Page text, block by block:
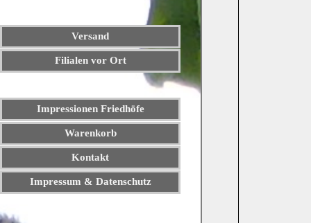
Versand
Filialen vor Ort
Impressionen Friedhöfe
Warenkorb
Kontakt
Impressum & Datenschutz